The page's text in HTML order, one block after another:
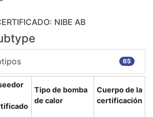
: NIBE AB
65
Tipo de bomba
de calor
Cuerpo de la
certificación